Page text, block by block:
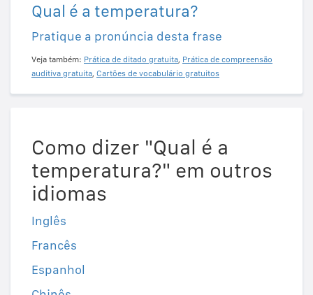
Qual é a temperatura?
Pratique a pronúncia desta frase
Veja também: Prática de ditado gratuita, Prática de compreensão
auditiva gratuita, Cartões de vocabulário gratuitos
Como dizer "Qual é a
temperatura?" em outros
idiomas
Inglês
Francês
Espanhol